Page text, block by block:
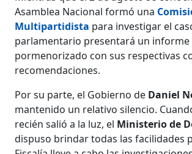
Asamblea Nacional formó una
Multipartidista para investigar el
parlamentario presentará un informe
pormenorizado con sus respectivas
recomendaciones.
Por su parte, el Gobierno de Daniel
mantenido un relativo silencio.
recién salió a la luz, el Ministerio de
dispuso brindar todas las facilidades